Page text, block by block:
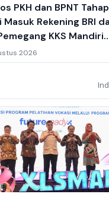
PKH dan BPNT
Masuk Rekening BRI
KKS Mandiri
Nihil2026